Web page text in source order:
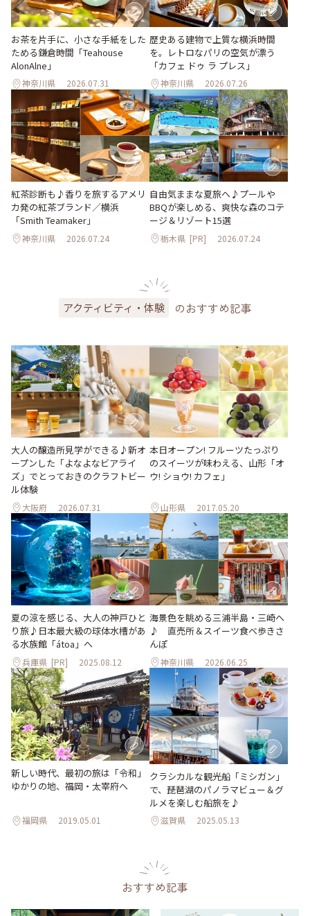
お茶を片手に、小さな手紙をした
ためる鎌倉時間「Teahouse
AlonAlne」
神奈川県 2026.07.31
歴史ある建物で上質な横浜時間
を。レトロなパリの空気が漂う
「カフェ ドゥ ラ プレス」
神奈川県 2026.07.26
紅茶診断も♪香りを旅するアメリ
カ発の紅茶ブランド／横浜
「Smith Teamaker」
神奈川県 2026.07.24
自由気ままな夏旅へ♪プールや
BBQが楽しめる、爽快な森のコテ
ージ＆リゾート15選
栃木県 [PR] 2026.07.24
アクティビティ・体験 のおすすめ記事
大人の醸造所見学ができる♪新オ
ープンした「よなよなビアライ
ズ」でとっておきのクラフトビー
ル体験
大阪府 2026.07.31
本日オープン! フルーツたっぷり
のスイーツが味わえる、山形「オ
ウ! ショウ! カフェ」
山形県 2017.05.20
夏の涼を感じる、大人の神戸ひと
り旅♪日本最大級の球体水槽があ
る水族館「átoa」へ
兵庫県 [PR] 2025.08.12
海景色を眺める三浦半島・三崎へ
♪ 直売所＆スイーツ食べ歩きさ
んぽ
神奈川県 2026.06.25
新しい時代、最初の旅は「令和」
ゆかりの地、福岡・太宰府へ
福岡県 2019.05.01
クラシカルな観光船「ミシガン」
で、琵琶湖のパノラマビュー＆グ
ルメを楽しむ船旅を♪
滋賀県 2025.05.13
おすすめ記事